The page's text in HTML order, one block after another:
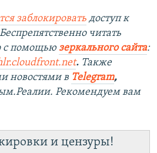
заблокировать доступ к
Беспрепятственно читать
с помощью зеркального сайта:
. Также
новостями в Telegram,
Рекомендуем вам
и цензуры!